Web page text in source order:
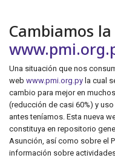
Cambiamos
Una situación que nos
web www.pmi.org.py la cual
cambio para mejor en
(reducción de casi 60%) y
antes teníamos. Esta nueva
constituya en repositorio
Asunción, así como sobre el
información sobre